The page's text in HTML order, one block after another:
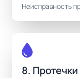
Неисправность
8.